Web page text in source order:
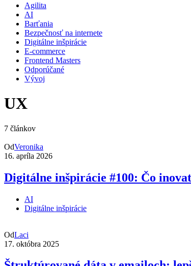
Agilita
AI
Barťania
Bezpečnosť na internete
Digitálne inšpirácie
E-commerce
Frontend Masters
Odporúčané
Vývoj
UX
7 článkov
OdVeronika
16. apríla 2026
Digitálne inšpirácie #100: Čo
AI
Digitálne inšpirácie
OdLaci
17. októbra 2025